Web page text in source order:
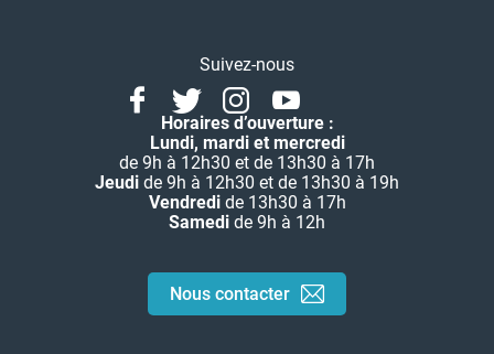
Suivez-nous
FacebookTwitterInstagramYoutube
Horaires d’ouverture :
Lundi, mardi et mercredi
de 9h à 12h30 et de 13h30 à 17h
Jeudi de 9h à 12h30 et de 13h30 à 19h
Vendredide 13h30 à 17h
Samedi de 9h à 12h
Nous contacter